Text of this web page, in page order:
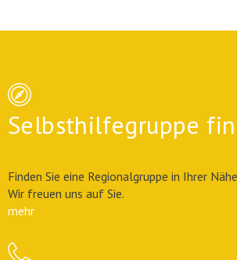
Selbsthilfegruppe
Finden Sie eine Regionalgruppe in Ihrer
Wir freuen uns auf Sie.
mehr